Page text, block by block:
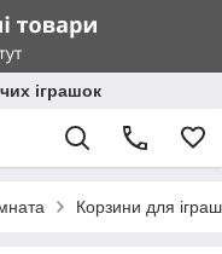
іграшок
Корзини для